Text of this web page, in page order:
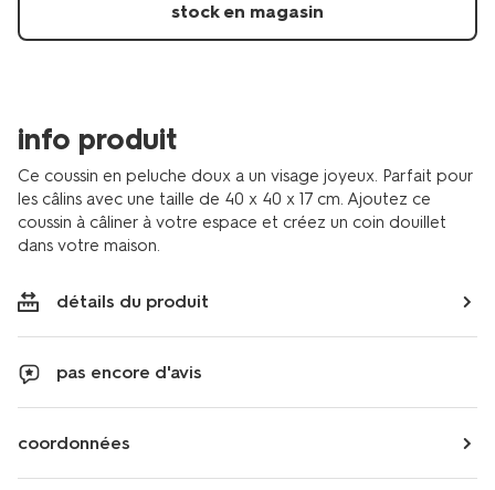
stock en magasin
info produit
Ce coussin en peluche doux a un visage joyeux. Parfait pour
les câlins avec une taille de 40 x 40 x 17 cm. Ajoutez ce
coussin à câliner à votre espace et créez un coin douillet
dans votre maison.
détails du produit
pas encore d'avis
coordonnées